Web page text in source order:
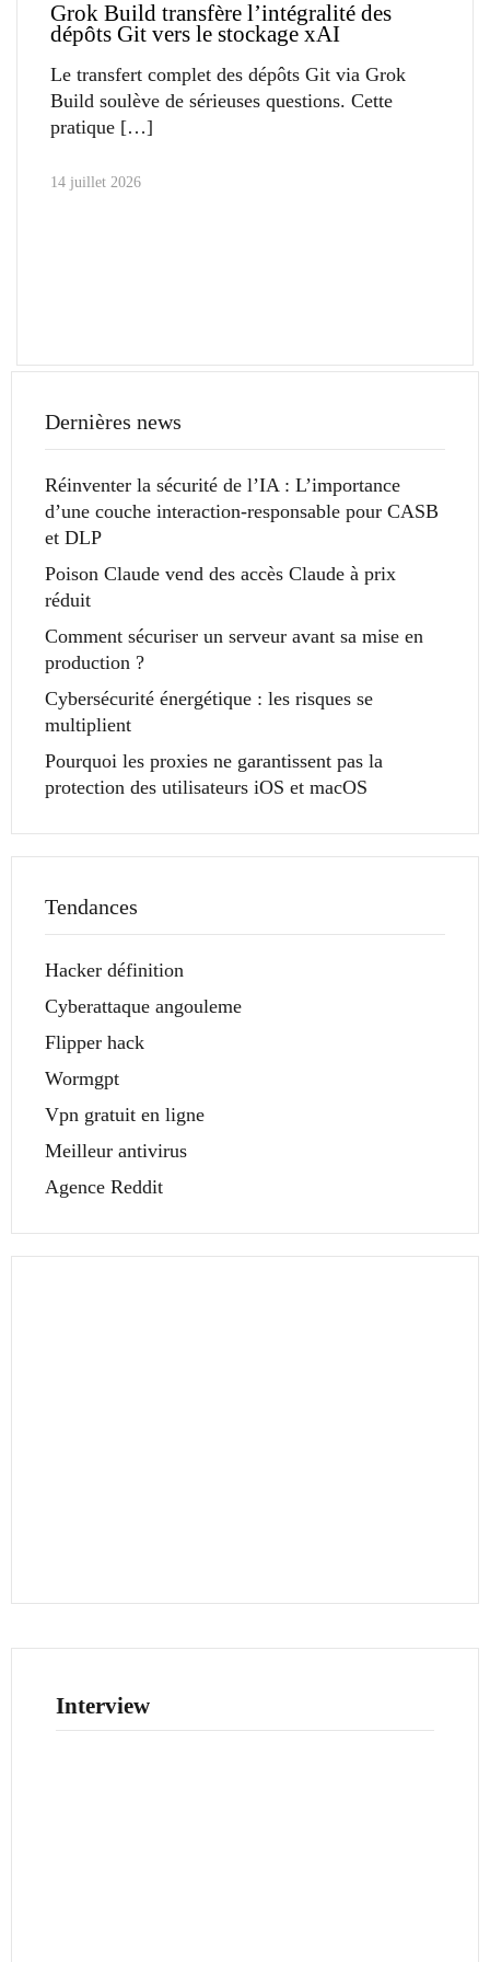
Grok Build transfère l’intégralité des
dépôts Git vers le stockage xAI
Le transfert complet des dépôts Git via Grok
Build soulève de sérieuses questions. Cette
pratique
14 juillet 2026
Dernières news
Réinventer la sécurité de l’IA : L’importance
d’une couche interaction-responsable pour CASB
et DLP
Poison Claude vend des accès Claude à prix
réduit
Comment sécuriser un serveur avant sa mise en
production ?
Cybersécurité énergétique : les risques se
multiplient
Pourquoi les proxies ne garantissent pas la
protection des utilisateurs iOS et macOS
Tendances
Hacker définition
Cyberattaque angouleme
Flipper hack
Wormgpt
Vpn gratuit en ligne
Meilleur antivirus
Agence Reddit
Interview